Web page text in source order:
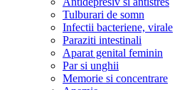
Tulburari de somn
Infectii bacteriene, virale
Paraziti intestinali
Aparat genital feminin
Par si unghii
Memorie si concentrare